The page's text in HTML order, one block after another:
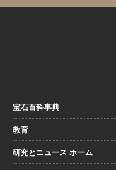
宝石百科事典
教育
研究とニュース ホーム